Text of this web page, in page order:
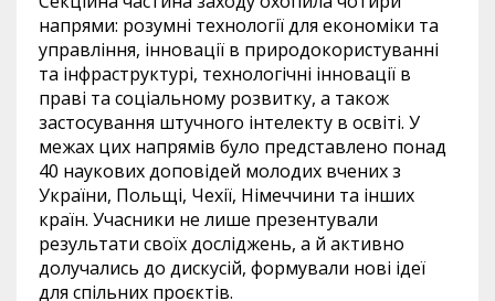
напрями: розумні технології для економіки та
управління, інновації в природокористуванні
та інфраструктурі, технологічні інновації в
праві та соціальному розвитку, а також
застосування штучного інтелекту в освіті. У
межах цих напрямів було представлено понад
40 наукових доповідей молодих вчених з
України, Польщі, Чехії, Німеччини та інших
країн. Учасники не лише презентували
результати своїх досліджень, а й активно
долучались до дискусій, формували нові ідеї
для спільних проєктів.